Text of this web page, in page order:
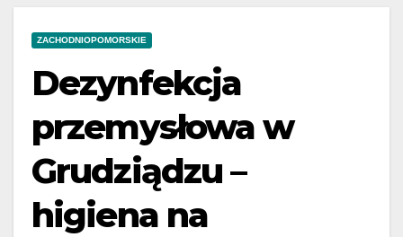
ZACHODNIOPOMORSKIE
Dezynfekcja
przemysłowa w
Grudziądzu –
higiena na